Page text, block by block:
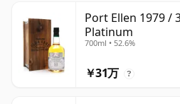
Port Ellen 1979 /
Platinum
700ml • 52.6%
￥31万 ?